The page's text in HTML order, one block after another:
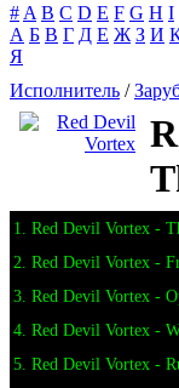
# A B C D E F G H I
А Б В Г Д Е Ж З И
Я
Исполнитель /
1. Red Devil Vortex -
2. Red Devil Vortex -
3. Red Devil Vortex -
4. Red Devil Vortex -
5. Red Devil Vortex -